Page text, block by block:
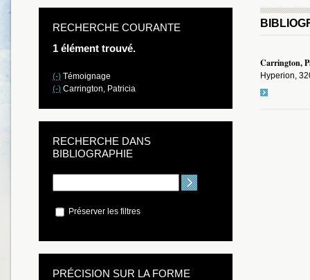
Carrington,
Hyperion,
RECHERCHE COURANTE
1 élément trouvé.
(-) Témoignage
(-) Carrington, Patricia
RECHERCHE DANS
BIBLIOGRAPHIE
Préserver les filtres
PRÉCISION SUR LA FORME